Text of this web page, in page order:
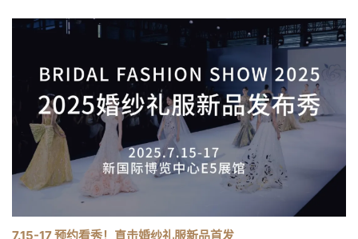
7.15-17 预约看秀！直击婚纱礼服新品首发